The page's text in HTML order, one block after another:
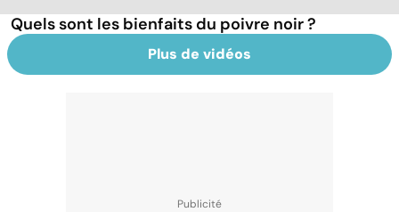
Quels sont les bienfaits du poivre noir ?
Plus de vidéos